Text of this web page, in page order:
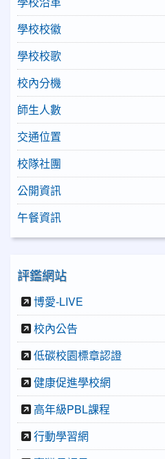
學校校徽
學校校歌
校內分機
師生人數
交通位置
校隊社團
公開資訊
午餐資訊
評鑑網站
博愛-LIVE
校內公告
低碳校園標章認證
健康促進學校網
高年級PBL課程
行動學習網